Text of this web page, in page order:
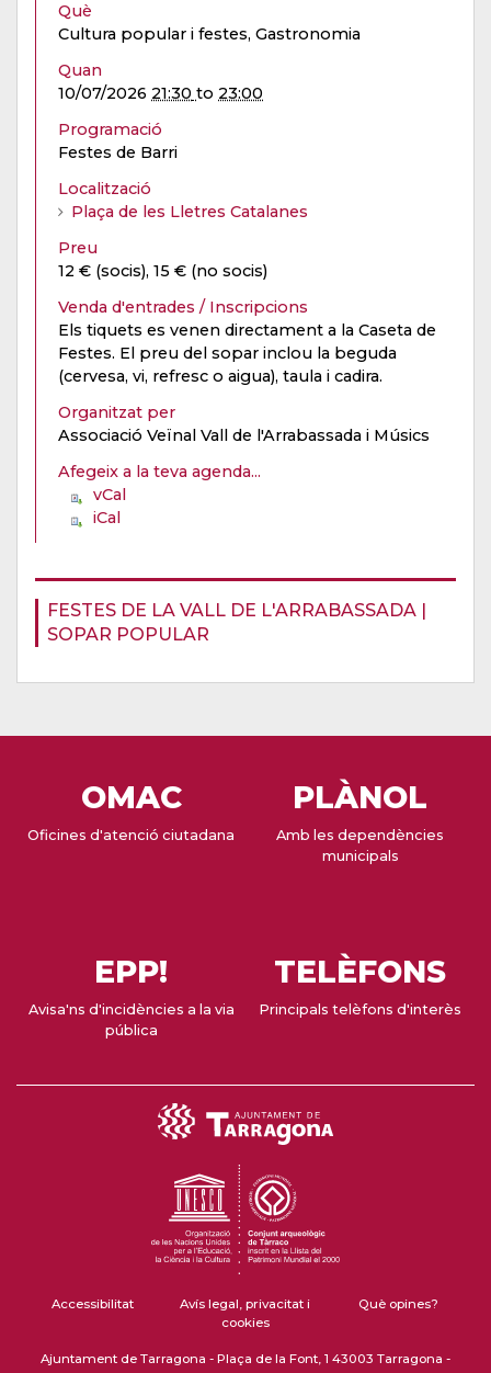
FESTES DE LA VALL DE L'ARRABASSADA |
SOPAR POPULAR
Què
Cultura popular i festes, Gastronomia
Quan
10/07/2026 21:30 to 23:00
Programació
Festes de Barri
Localització
Plaça de les Lletres Catalanes
Preu
12 € (socis), 15 € (no socis)
Venda d'entrades / Inscripcions
Els tiquets es venen directament a la Caseta de
Festes. El preu del sopar inclou la beguda
(cervesa, vi, refresc o aigua), taula i cadira.
Organitzat per
Associació Veïnal Vall de l'Arrabassada i Músics
Afegeix a la teva agenda...
vCal
iCal
OMAC
Oficines d'atenció ciutadana
PLÀNOL
Amb les dependències
municipals
EPP!
Avisa'ns d'incidències a la via
pública
TELÈFONS
Principals telèfons d'interès
Accessibilitat
Avís legal, privacitat i
cookies
Què opines?
Ajuntament de Tarragona - Plaça de la Font, 1 43003 Tarragona -